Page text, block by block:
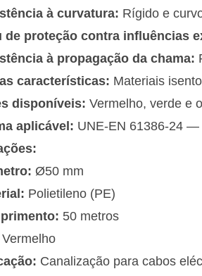
à curvatura: Rígido e
de proteção contra influências
à propagação da chama:
características: Materiais
disponíveis: Vermelho, verde e
aplicável: UNE-EN 61386-24 —
Ø50 mm
Polietileno (PE)
50 metros
Vermelho
Canalização para cabos